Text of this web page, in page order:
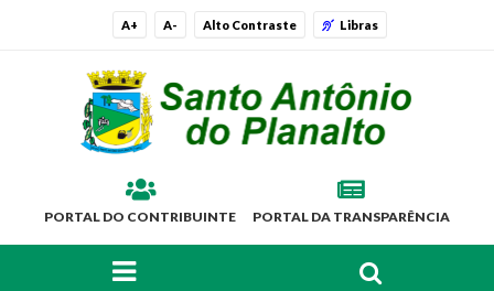
A+ A- Alto Contraste Libras
PORTAL DO CONTRIBUINTE PORTAL DA TRANSPARÊNCIA